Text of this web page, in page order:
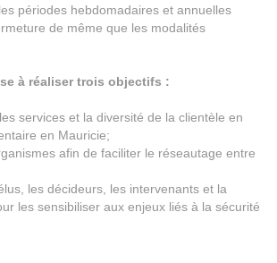
périodes hebdomadaires et annuelles
de même que les modalités
à réaliser trois objectifs :
services et la diversité de la clientèle en
en Mauricie;
afin de faciliter le réseautage entre
les décideurs, les intervenants et la
les sensibiliser aux enjeux liés à la sécurité